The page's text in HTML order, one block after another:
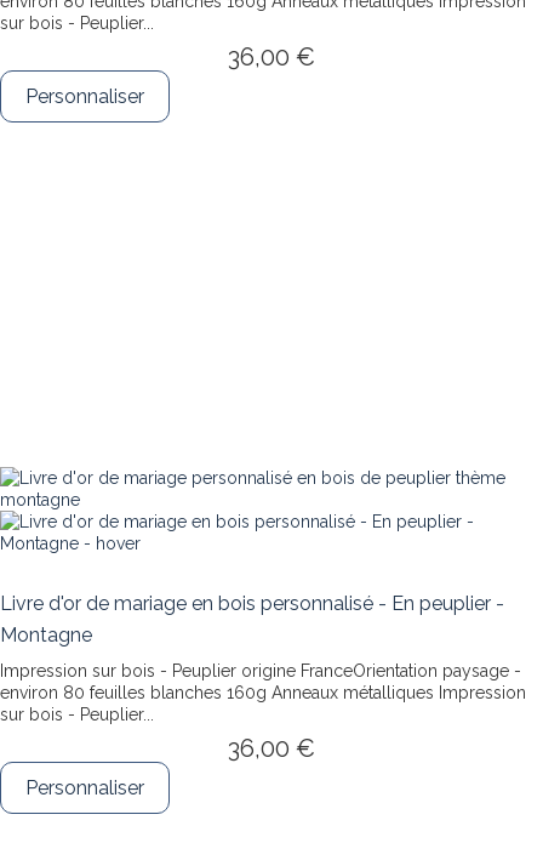
sur bois - Peuplier...
36,00 €
Personnaliser
Livre d'or de mariage en bois personnalisé - En peuplier -
Montagne
Impression sur bois - Peuplier origine FranceOrientation paysage -
environ 80 feuilles blanches 160g Anneaux métalliques Impression
sur bois - Peuplier...
36,00 €
Personnaliser